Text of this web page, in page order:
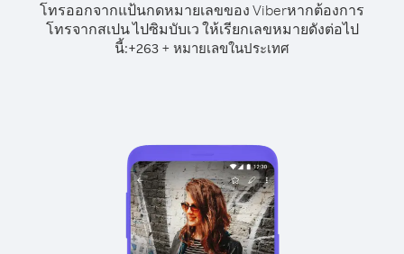
โทรออกจากแป้นกดหมายเลขของ Viberหากต้องการ
โทรจากสเปน ไปซิมบับเว ให้เรียกเลขหมายดังต่อไป
นี้:+263 + หมายเลขในประเทศ